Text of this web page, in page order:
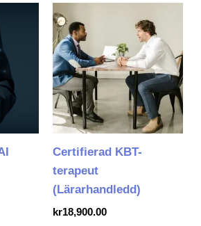
Certifierad KBT-
terapeut
(Lärarhandledd)
kr18,900.00